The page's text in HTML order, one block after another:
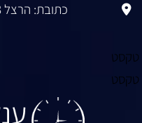
כתובת: הרצל 73 פינת ז’בוטינסקי רמת גן
טקסט
טקסט